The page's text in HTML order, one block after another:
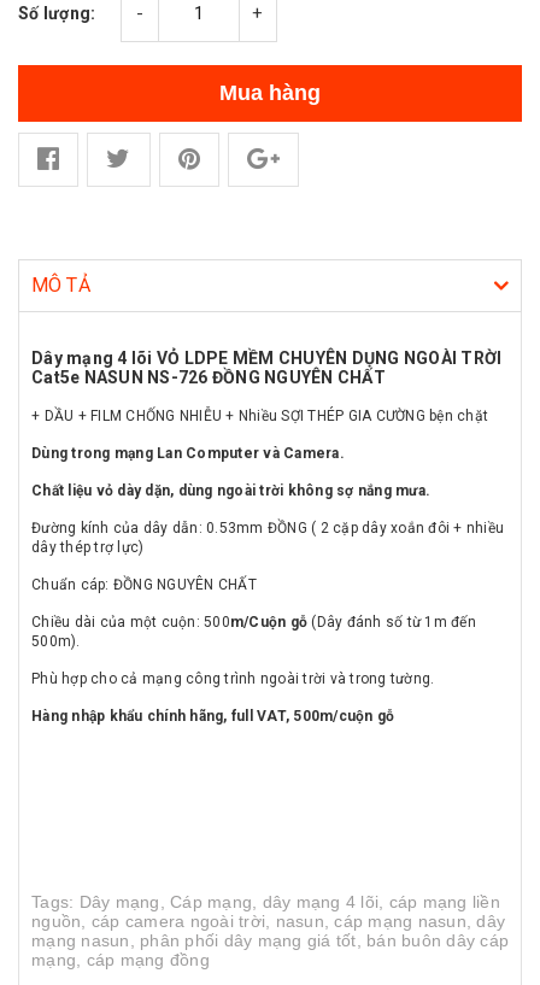
Số lượng: - +
Mua hàng
MÔ TẢ
Dây mạng 4 lõi VỎ LDPE MỀM CHUYÊN DỤNG NGOÀI TRỜI
Cat5e NASUN NS-726 ĐỒNG NGUYÊN CHẤT
+ DẦU + FILM CHỐNG NHIỄU + Nhiều SỢI THÉP GIA CƯỜNG bện chặt
Dùng trong mạng Lan Computer và Camera.
Chất liệu vỏ dày dặn, dùng ngoài trời không sợ nắng mưa.
Đường kính của dây dẫn: 0.53mm ĐỒNG ( 2 cặp dây xoắn đôi + nhiều
dây thép trợ lực)
Chuẩn cáp: ĐỒNG NGUYÊN CHẤT
Chiều dài của một cuộn: 500m/Cuộn gỗ (Dây đánh số từ 1m đến
500m).
Phù hợp cho cả mạng công trình ngoài trời và trong tường.
Hàng nhập khẩu chính hãng, full VAT, 500m/cuộn gỗ
Tags: Dây mạng, Cáp mạng, dây mạng 4 lõi, cáp mạng liền
nguồn, cáp camera ngoài trời, nasun, cáp mạng nasun, dây
mạng nasun, phân phối dây mạng giá tốt, bán buôn dây cáp
mạng, cáp mạng đồng